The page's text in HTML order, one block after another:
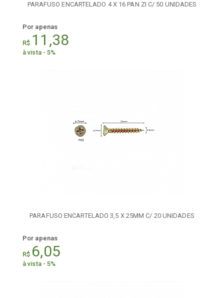
PARAFUSO ENCARTELADO 4 X 16 PAN ZI C/ 50 UNIDADES
Por apenas
R$ 11,38
à vista - 5%
PARAFUSO ENCARTELADO 3,5 X 25MM C/ 20 UNIDADES
Por apenas
R$ 6,05
à vista - 5%